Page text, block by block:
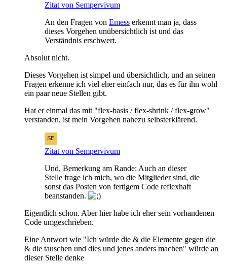
Zitat von Sempervivum
An den Fragen von Emess erkennt man ja, dass
dieses Vorgehen unübersichtlich ist und das
Verständnis erschwert.
Absolut nicht.
Dieses Vorgehen ist simpel und übersichtlich, und an seinen
Fragen erkenne ich viel eher einfach nur, das es für ihn wohl
ein paar neue Stellen gibt.
Hat er einmal das mit "flex-basis / flex-shrink / flex-grow"
verstanden, ist mein Vorgehen nahezu selbsterklärend.
Zitat von Sempervivum
Und, Bemerkung am Rande: Auch an dieser
Stelle frage ich mich, wo die Mitglieder sind, die
sonst das Posten von fertigem Code reflexhaft
beanstanden.
Eigentlich schon. Aber hier habe ich eher sein vorhandenen
Code umgeschrieben.
Eine Antwort wie "Ich würde die & die Elemente gegen die
& die tauschen und dies und jenes anders machen" würde an
dieser Stelle denke